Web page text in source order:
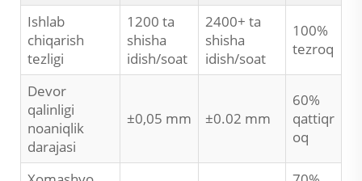
Ishlab
chiqarish
tezligi
1200 ta
shisha
idish/soat
2400+ ta
shisha
idish/soat
100%
tezroq
Devor
qalinligi
noaniqlik
darajasi
±0,05 mm ±0.02 mm
60%
qattiqr
oq